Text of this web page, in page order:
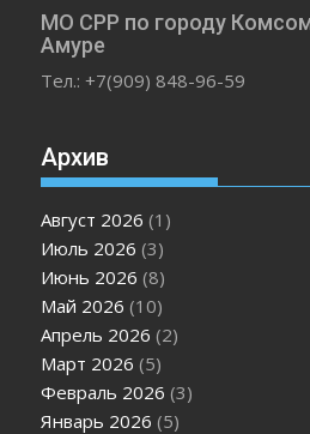
МО СРР по городу
Амуре
Тел.: +7(909) 848-96-59
Архив
Август 2026 (1)
Июль 2026 (3)
Июнь 2026 (8)
Май 2026 (10)
Апрель 2026 (2)
Март 2026 (5)
Февраль 2026 (3)
Январь 2026 (5)